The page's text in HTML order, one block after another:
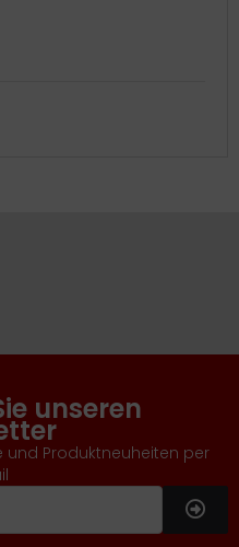
unseren
und Produktneuheiten per